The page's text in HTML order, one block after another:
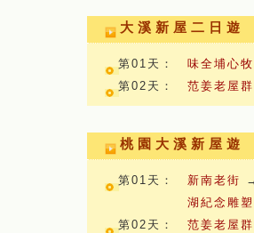
大溪新屋二日遊
第01天：
味全埔心
第02天：
范姜老屋群
桃園大溪新屋遊
第01天： 新南老街
湖紀念雕
第02天：
范姜老屋群